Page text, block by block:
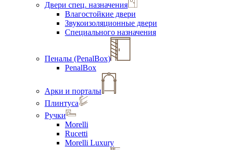
Двери спец. назначения
Влагостойкие двери
Звукоизоляционные двери
Специального назначения
Пеналы (PenalBox)
PenalBox
Арки и порталы
Плинтуса
Ручки
Morelli
Rucetti
Morelli Luxury